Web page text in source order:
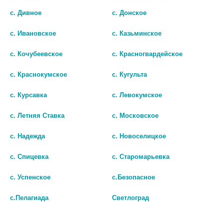
№56 ТАБ. П.П.О. 2356
В КОРЗИНУ
РАФАРМА/ 5944
с. Дивное с. Донское
с. Ивановское с. Казьминское
с. Кочубеевское с. Красногвардейское
с. Краснокумское с. Кугульта
с. Курсавка с. Левокумское
с. Летняя Ставка с. Московское
с. Надежда с. Новоселицкое
с. Спицевка с. Старомарьевка
с. Успенское с.Безопасное
с.Пелагиада Светлоград